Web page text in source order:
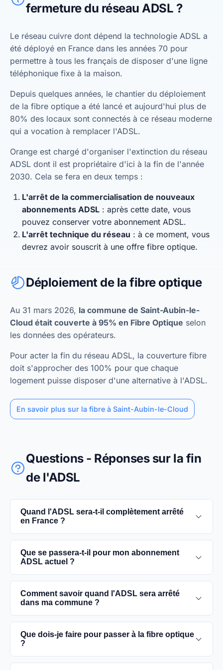
fermeture du réseau ADSL ?
Le réseau cuivre dont dépend la technologie ADSL a
été déployé en France dans les années 70 pour
permettre à tous les français de disposer d'une ligne
téléphonique fixe à la maison.
Depuis quelques années, le chantier du déploiement
de la fibre optique a été lancé et aujourd'hui plus de
80% des locaux sont connectés à ce réseau moderne
qui a vocation à remplacer l'ADSL.
Orange est chargé d'organiser l'extinction du réseau
ADSL dont il est propriétaire d'ici à la fin de l'année
2030. Cela se fera en deux temps :
L'arrêt de la commercialisation de nouveaux
abonnements ADSL : après cette date, vous
pouvez conserver votre abonnement ADSL.
L'arrêt technique du réseau : à ce moment, vous
devrez avoir souscrit à une offre fibre optique.
Déploiement de la fibre optique
Au 31 mars 2026, la commune de Saint-Aubin-le-
Cloud était couverte à 95% en Fibre Optique selon
les données des opérateurs.
Pour acter la fin du réseau ADSL, la couverture fibre
doit s'approcher des 100% pour que chaque
logement puisse disposer d'une alternative à l'ADSL.
En savoir plus sur la fibre à Saint-Aubin-le-Cloud
Questions - Réponses sur la fin
de l'ADSL
Quand l'ADSL sera-t-il complètement arrêté
en France ?
L'extinction complète du réseau ADSL est prévue
pour 2030. D'ici là, les utilisateurs sont
optique, plus rapides et fiables.
Que se passera-t-il pour mon abonnement
ADSL actuel ?
Vous pouvez continuer à utiliser votre
abonnement ADSL jusqu'à la date de fermeture du
conseillé de passer à la fibre optique dès que
possible pour une meilleure qualité de service.
Comment savoir quand l'ADSL sera arrêté
dans ma commune ?
Les dates précises de fermeture de l'ADSL varient
selon les communes. Vous pouvez trouver ces
commune spécifique.
Que dois-je faire pour passer à la fibre optique
?